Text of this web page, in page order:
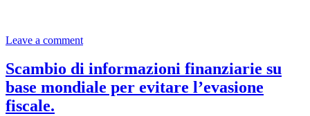
Leave a comment
Scambio di informazioni finanziarie su
base mondiale per evitare l’evasione
fiscale.